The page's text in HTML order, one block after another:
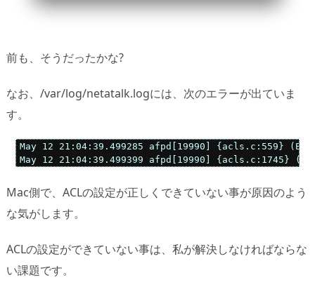
前も、そうだったかな?
なお、/var/log/netatalk.logには、次のエラーが出ていま
す。
May 12 21:04:39.499285 afpd[19990] {acls.c:559}
May 12 21:04:39.499399 afpd[19990] {acls.c:1745}
Mac側で、ACLの設定が正しくできていない事が原因のよう
な気がします。
ACLの設定ができていない事は、私が解決しなければならな
い課題です。